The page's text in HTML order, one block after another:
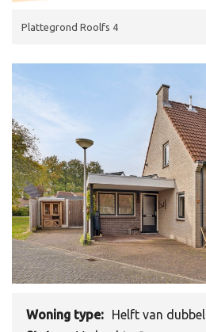
Plattegrond Roolfs 4
Woning type:
Helft van dubbel